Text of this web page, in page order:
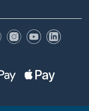
FacebookInstagram
YouTube